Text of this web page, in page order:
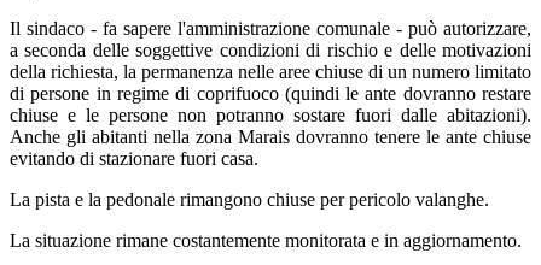
Il sindaco - fa sapere l'amministrazione comunale - può autorizzare,
a seconda delle soggettive condizioni di rischio e delle motivazioni
della richiesta, la permanenza nelle aree chiuse di un numero limitato
di persone in regime di coprifuoco (quindi le ante dovranno restare
chiuse e le persone non potranno sostare fuori dalle abitazioni).
Anche gli abitanti nella zona Marais dovranno tenere le ante chiuse
evitando di stazionare fuori casa.
La pista e la pedonale rimangono chiuse per pericolo valanghe.
La situazione rimane costantemente monitorata e in aggiornamento.